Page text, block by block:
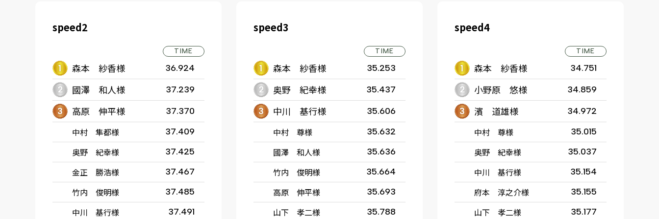
speed2
TIME
森本 紗香様 36.924
國澤 和人様 37.239
高原 伸平様 37.370
中村 隼都様 37.409
奥野 紀幸様 37.425
金正 勝浩様 37.467
竹内 俊明様 37.485
中川 基行様 37.491
speed3
TIME
森本 紗香様 35.253
奥野 紀幸様 35.437
中川 基行様 35.606
中村 尊様 35.632
國澤 和人様 35.636
竹内 俊明様 35.664
高原 伸平様 35.693
山下 孝二様 35.788
speed4
TIME
森本 紗香様 34.751
小野原 悠様 34.859
濱 道雄様 34.972
中村 尊様 35.015
奥野 紀幸様 35.037
中川 基行様 35.154
府本 淳之介様 35.155
山下 孝二様 35.177